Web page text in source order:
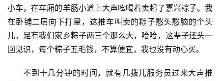
小车，在车厢的羊肠小道上大声吆喝着卖起了嘉兴粽子。我
在卧铺二层向下打量，这推车叫卖的粽子憨头憨脑的个头
儿，足有我们家乡粽子两三个那么大，哈哈，这辈子还头一
回见识，每个粽子五毛钱，不算便宜，我也没有动心买。
不到十几分钟的时间，就有几拨儿服务员过来大声推